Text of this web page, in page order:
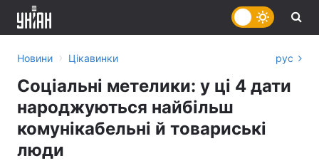
Новини › Цікавинки рус
Соціальні метелики: у ці 4 дати
народжуються найбільш
комунікабельні й товариські
люди